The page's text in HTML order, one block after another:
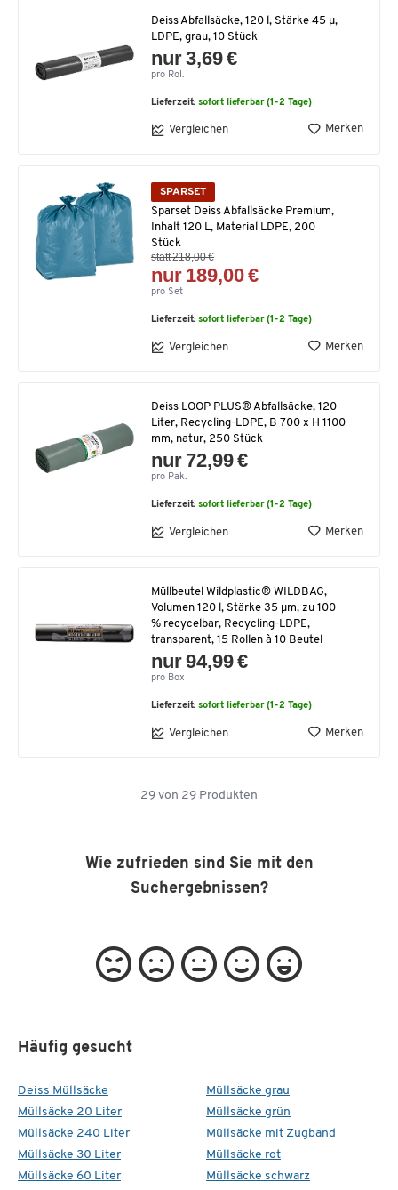
Deiss Abfallsäcke, 120 l, Stärke 45 μ,
LDPE, grau, 10 Stück
nur 3,69 €
pro Rol.
Lieferzeit:sofort lieferbar (1-2 Tage)
Vergleichen Merken
SPARSET
Sparset Deiss Abfallsäcke Premium,
Inhalt 120 L, Material LDPE, 200
Stück
statt 218,00 €
nur 189,00 €
pro Set
Lieferzeit:sofort lieferbar (1-2 Tage)
Vergleichen Merken
Deiss LOOP PLUS® Abfallsäcke, 120
Liter, Recycling-LDPE, B 700 x H 1100
mm, natur, 250 Stück
nur 72,99 €
pro Pak.
Lieferzeit:sofort lieferbar (1-2 Tage)
Vergleichen Merken
Müllbeutel Wildplastic® WILDBAG,
Volumen 120 l, Stärke 35 µm, zu 100
% recycelbar, Recycling-LDPE,
transparent, 15 Rollen à 10 Beutel
nur 94,99 €
pro Box
Lieferzeit:sofort lieferbar (1-2 Tage)
Vergleichen Merken
29 von 29 Produkten
Wie zufrieden sind Sie mit den
Suchergebnissen?
Häufig gesucht
Deiss Müllsäcke
Müllsäcke 20 Liter
Müllsäcke 240 Liter
Müllsäcke 30 Liter
Müllsäcke 60 Liter
Müllsäcke grau
Müllsäcke grün
Müllsäcke mit Zugband
Müllsäcke rot
Müllsäcke schwarz